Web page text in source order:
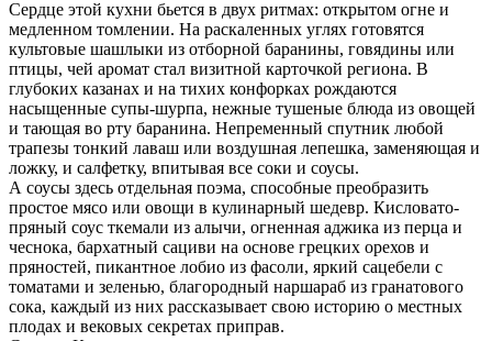
Сердце этой кухни бьется в двух ритмах: открытом огне и
медленном томлении. На раскаленных углях готовятся
культовые шашлыки из отборной баранины, говядины или
птицы, чей аромат стал визитной карточкой региона. В
глубоких казанах и на тихих конфорках рождаются
насыщенные супы-шурпа, нежные тушеные блюда из овощей
и тающая во рту баранина. Непременный спутник любой
трапезы тонкий лаваш или воздушная лепешка, заменяющая и
ложку, и салфетку, впитывая все соки и соусы.
А соусы здесь отдельная поэма, способные преобразить
простое мясо или овощи в кулинарный шедевр. Кисловато-
пряный соус ткемали из алычи, огненная аджика из перца и
чеснока, бархатный сациви на основе грецких орехов и
пряностей, пикантное лобио из фасоли, яркий сацебели с
томатами и зеленью, благородный наршараб из гранатового
сока, каждый из них рассказывает свою историю о местных
плодах и вековых секретах приправ.